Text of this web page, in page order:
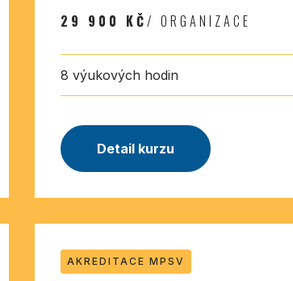
29 900 KČ/ ORGANIZACE
8 výukových hodin
Detail kurzu
AKREDITACE MPSV